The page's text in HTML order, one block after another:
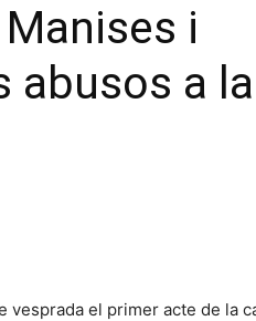
i
abusos a la